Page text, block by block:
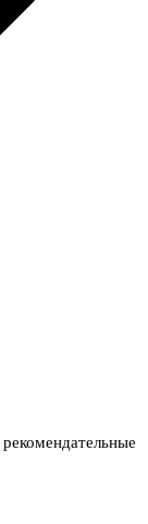
рекомендательные